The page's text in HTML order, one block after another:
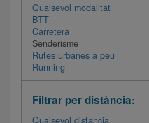
Qualsevol modalitat
BTT
Carretera
Senderisme
Rutes urbanes a peu
Running
Filtrar per distància:
Qualsevol distancia